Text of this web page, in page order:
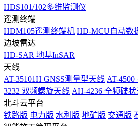
HDS101/102多维监测仪
遥测终端
HDM105遥测终端机 HD-MCU自动数
边坡雷达
HD-SAR 地基InSAR
天线
AT-35101H GNSS测量型天线 AT-4500
3232 双频螺旋天线 AH-4236 全频碟状
北斗云平台
铁路版 电力版 水利版 地矿版 交通版